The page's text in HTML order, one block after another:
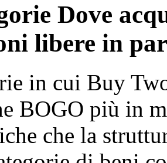
Dove
libere in
in cui Buy
BOGO più in
che la